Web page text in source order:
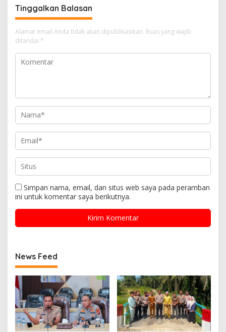
NINO
Tinggalkan Balasan
Alamat email Anda tidak akan dipublikasikan. Ruas yang wajib
ditandai *
Simpan nama, email, dan situs web saya pada peramban
ini untuk komentar saya berikutnya.
News Feed